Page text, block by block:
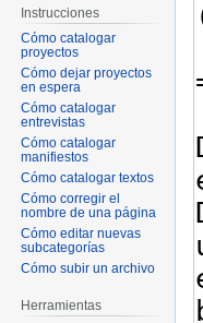
Instrucciones
Cómo catalogar
proyectos
Cómo dejar proyectos
en espera
Cómo catalogar
entrevistas
Cómo catalogar
manifiestos
Cómo catalogar textos
Cómo corregir el
nombre de una página
Cómo editar nuevas
subcategorías
Cómo subir un archivo
Herramientas